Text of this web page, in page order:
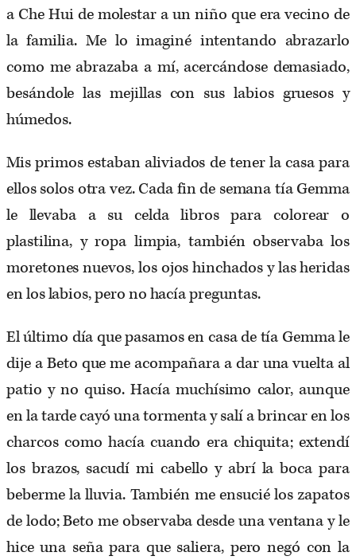
a Che Hui de molestar a un niño que era vecino de
la familia. Me lo imaginé intentando abrazarlo
como me abrazaba a mí, acercándose demasiado,
besándole las mejillas con sus labios gruesos y
húmedos.
Mis primos estaban aliviados de tener la casa para
ellos solos otra vez. Cada fin de semana tía Gemma
le llevaba a su celda libros para colorear o
plastilina, y ropa limpia, también observaba los
moretones nuevos, los ojos hinchados y las heridas
en los labios, pero no hacía preguntas.
El último día que pasamos en casa de tía Gemma le
dije a Beto que me acompañara a dar una vuelta al
patio y no quiso. Hacía muchísimo calor, aunque
en la tarde cayó una tormenta y salí a brincar en los
charcos como hacía cuando era chiquita; extendí
los brazos, sacudí mi cabello y abrí la boca para
beberme la lluvia. También me ensucié los zapatos
de lodo; Beto me observaba desde una ventana y le
hice una seña para que saliera, pero negó con la